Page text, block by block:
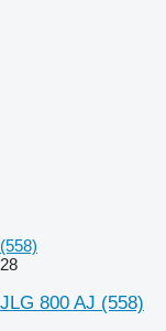
(558)
28
JLG 800 AJ (558)